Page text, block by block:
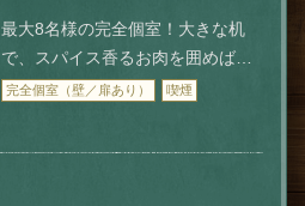
最大8名様の完全個室！大きな机
で、スパイス香るお肉を囲めば、
お酒も会話も進む！宴会にピッタ
完全個室（壁／扉あり） 喫煙